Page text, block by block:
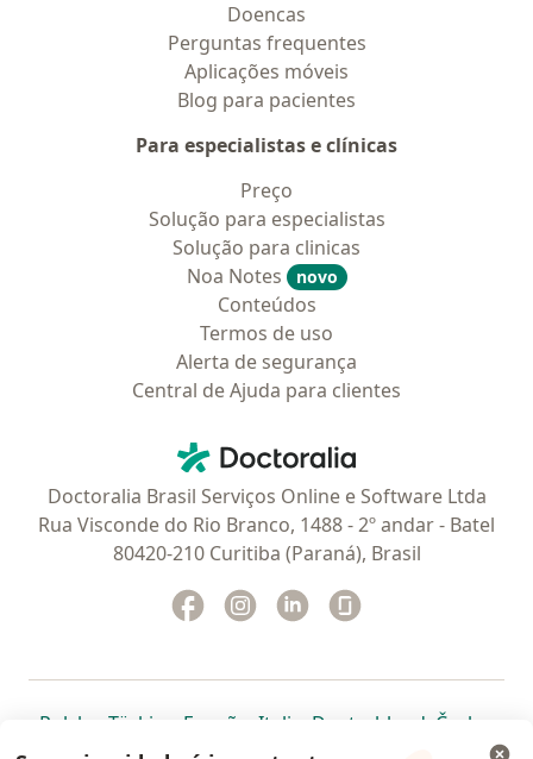
Doencas
Perguntas frequentes
Aplicações móveis
Blog para pacientes
Para especialistas e clínicas
Preço
Solução para especialistas
Solução para clinicas
Noa Notes
novo
Conteúdos
Termos de uso
Alerta de segurança
Central de Ajuda para clientes
Doctoralia - Homepage
Doctoralia Brasil Serviços Online e Software Ltda
Rua Visconde do Rio Branco, 1488 - 2º andar - Batel
80420-210 Curitiba (Paraná), Brasil
Facebook
abre num novo separador
Instagram
abre num novo separador
Linkedin
abre num novo
Polska abre num novo separador
Türkiye abre num novo separador
España abre num novo separador
Italia abre num novo
Deutschlandabre num
Česko
Portugal abre num novo separador
, México abre num novo separador
, abre num novo separador
Brasil abre num novoabre num
abre